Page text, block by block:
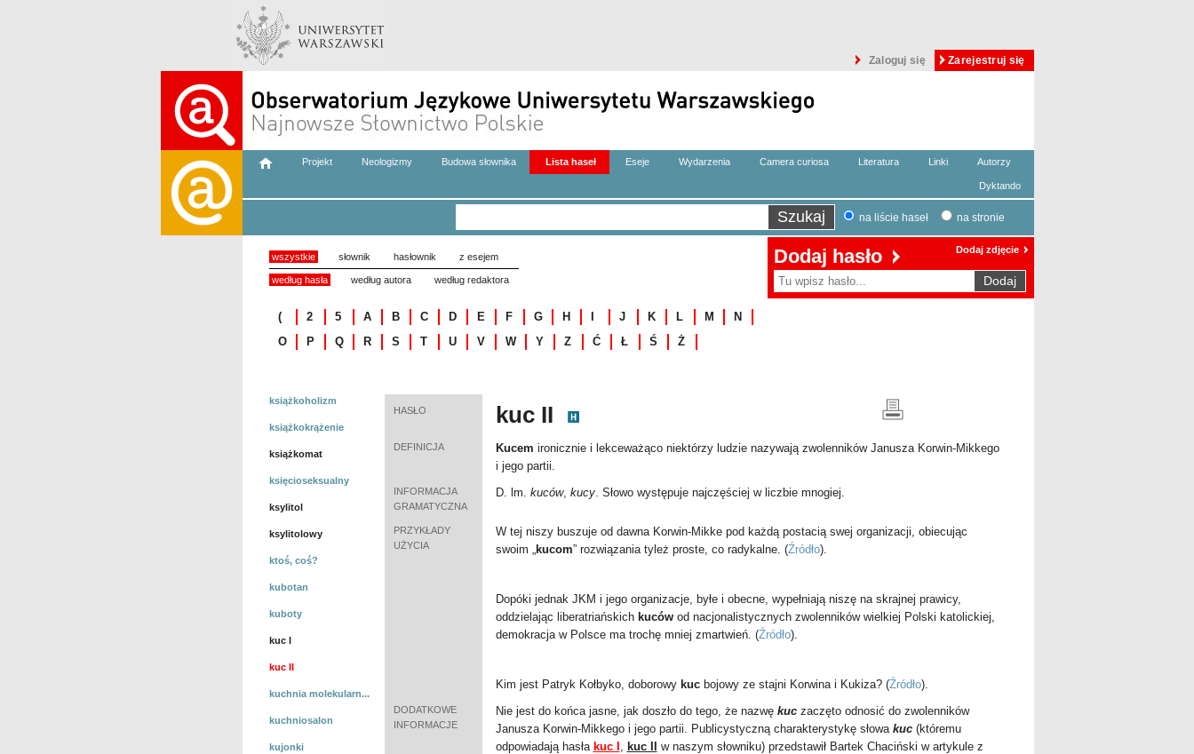
Zaloguj się Zarejestruj się
Projekt Neologizmy Budowa słownika Lista haseł Eseje Wydarzenia Camera curiosa Literatura Linki Autorzy
Dyktando
na liście haseł na stronie
wszystkie słownik hasłownik z esejem
według hasła według autora według redaktora
( 2 5 A B C D E F G H J K L M
N
O
P Q R S T U V W Y Z Ć Ł Ś Ż
Dodaj hasło Dodaj zdjęcie
książkoholizm
książkokrążenie
książkomat
księcioseksualny
ksylitol
ksylitolowy
ktoś, coś?
kubotan
kuboty
kuc I
kuc II
kuchnia molekularn...
kuchniosalon
kujonki
HASŁO kuc II
DEFINICJA Kucem ironicznie i lekceważąco niektórzy ludzie nazywają zwolenników Janusza Korwin-Mikkego
i jego partii.
INFORMACJA
GRAMATYCZNA
D. lm. kuców, kucy. Słowo występuje najczęściej w liczbie mnogiej.
PRZYKŁADY
UŻYCIA
W tej niszy buszuje od dawna Korwin-Mikke pod każdą postacią swej organizacji, obiecując
swoim „kucom” rozwiązania tyleż proste, co radykalne. (Źródło).
Dopóki jednak JKM i jego organizacje, byłe i obecne, wypełniają niszę na skrajnej prawicy,
oddzielając liberatriańskich kucówod nacjonalistycznych zwolenników wielkiej Polski katolickiej,
demokracja w Polsce ma trochę mniej zmartwień. (Źródło).
Kim jest Patryk Kołbyko, doborowy kucbojowy ze stajni Korwina i Kukiza?(Źródło).
DODATKOWE
INFORMACJE
Nie jest do końca jasne, jak doszło do tego, że nazwę kuc zaczęto odnosić do zwolenników
Janusza Korwin-Mikkego i jego partii. Publicystyczną charakterystykę słowa kuc (któremu
odpowiadają hasła kuc I , kuc II
w naszym słowniku) przedstawił Bartek Chaciński w artykule z